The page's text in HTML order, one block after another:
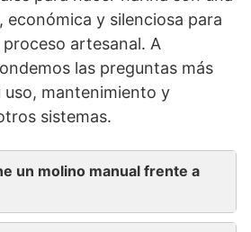
y silenciosa para
artesanal. A
las preguntas más
uso, mantenimiento y
sistemas.
un molino manual frente a